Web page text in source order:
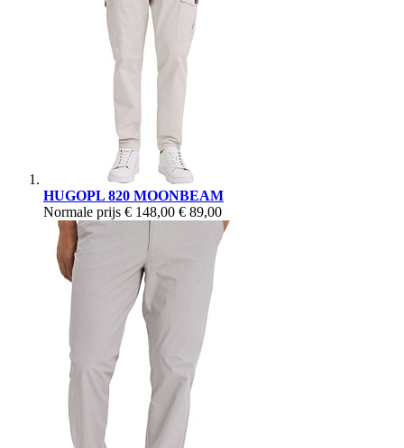
HUGOPL 820 MOONBEAM
Normale prijs € 148,00 € 89,00